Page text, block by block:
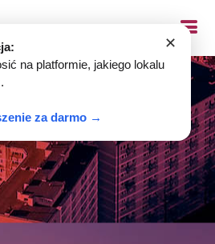
✕
na platformie, jakiego lokalu
za darmo →